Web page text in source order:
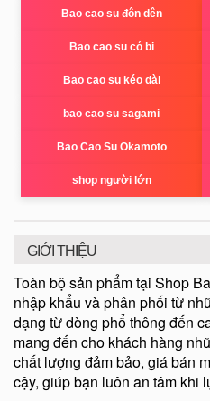
Bao cao su đôn dên
Bao cao su có bi
Bao cao su kéo dài
bao cao su sagami
Bao Cao Su Okamoto
shop người lớn
GIỚI THIỆU
Toàn bộ sản phẩm tại Shop
nhập khẩu và phân phối từ
dạng từ dòng phổ thông đến
mang đến cho khách hàng
chất lượng đảm bảo, giá bán
cậy, giúp bạn luôn an tâm khi